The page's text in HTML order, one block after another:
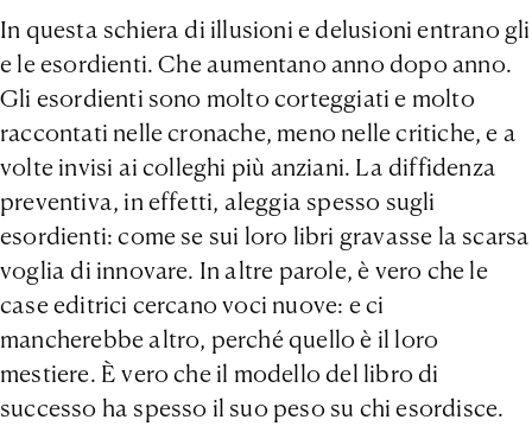
In questa schiera di illusioni e delusioni entrano gli
e le esordienti. Che aumentano anno dopo anno.
Gli esordienti sono molto corteggiati e molto
raccontati nelle cronache, meno nelle critiche, e a
volte invisi ai colleghi più anziani. La diffidenza
preventiva, in effetti, aleggia spesso sugli
esordienti: come se sui loro libri gravasse la scarsa
voglia di innovare. In altre parole, è vero che le
case editrici cercano voci nuove: e ci
mancherebbe altro, perché quello è il loro
mestiere. È vero che il modello del libro di
successo ha spesso il suo peso su chi esordisce.